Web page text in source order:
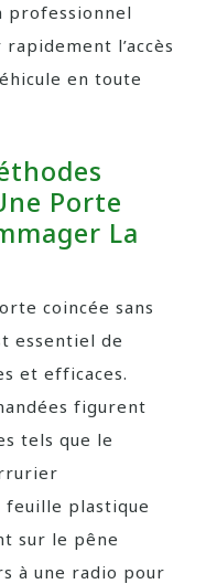
professionnel
l’accès
en toute
Porte
La
coincée sans
essentiel de
et efficaces.
figurent
tels que le
feuille plastique
sur le pêne
à une radio pour